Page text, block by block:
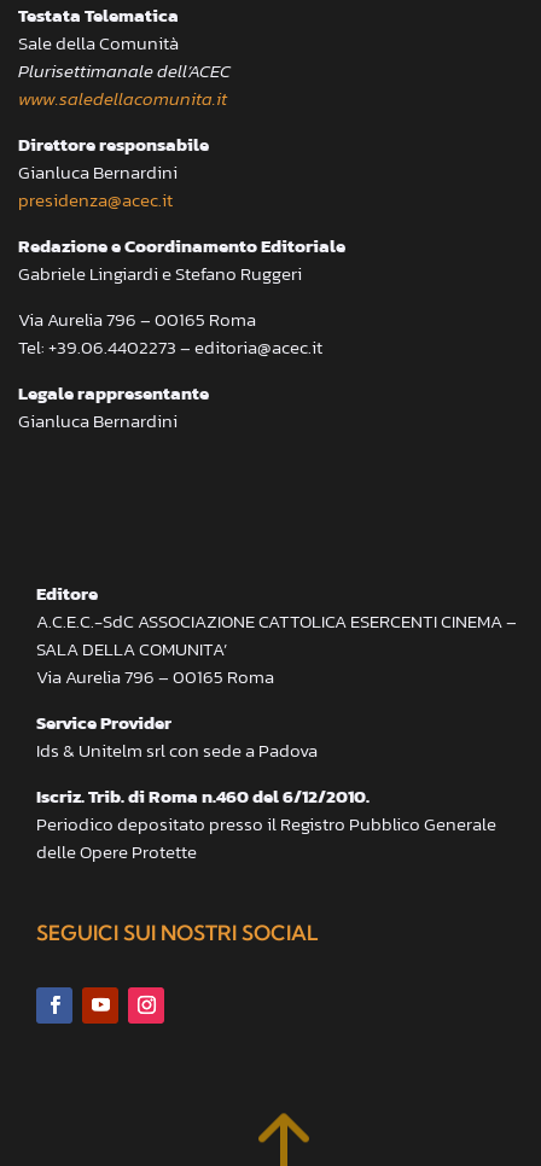
Testata Telematica
Sale della Comunità
Plurisettimanale dell’ACEC
www.saledellacomunita.it
Direttore responsabile
Gianluca Bernardini
presidenza@acec.it
Redazione e Coordinamento Editoriale
Gabriele Lingiardi e Stefano Ruggeri
Via Aurelia 796 – 00165 Roma
Tel: +39.06.4402273 – editoria@acec.it
Legale rappresentante
Gianluca Bernardini
Editore
A.C.E.C.-SdC ASSOCIAZIONE CATTOLICA ESERCENTI CINEMA –
SALA DELLA COMUNITA’
Via Aurelia 796 – 00165 Roma
Service Provider
Ids & Unitelm srl con sede a Padova
Iscriz. Trib. di Roma n.460 del 6/12/2010.
Periodico depositato presso il Registro Pubblico Generale
delle Opere Protette
SEGUICI SUI NOSTRI SOCIAL